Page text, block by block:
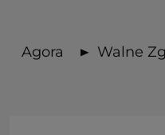
Agora Walne